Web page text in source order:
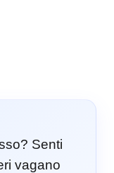
Senti
vagano